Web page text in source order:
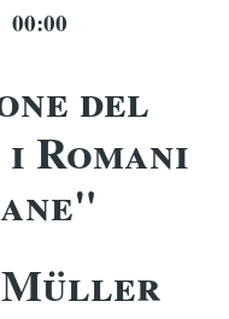
00:00
del
i Romani